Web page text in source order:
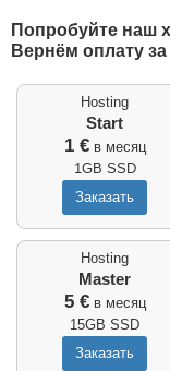
Попробуйте наш
Вернём оплату
Hosting
Start
1 €в месяц
1GB SSD
Hosting
Master
5 €в месяц
15GB SSD